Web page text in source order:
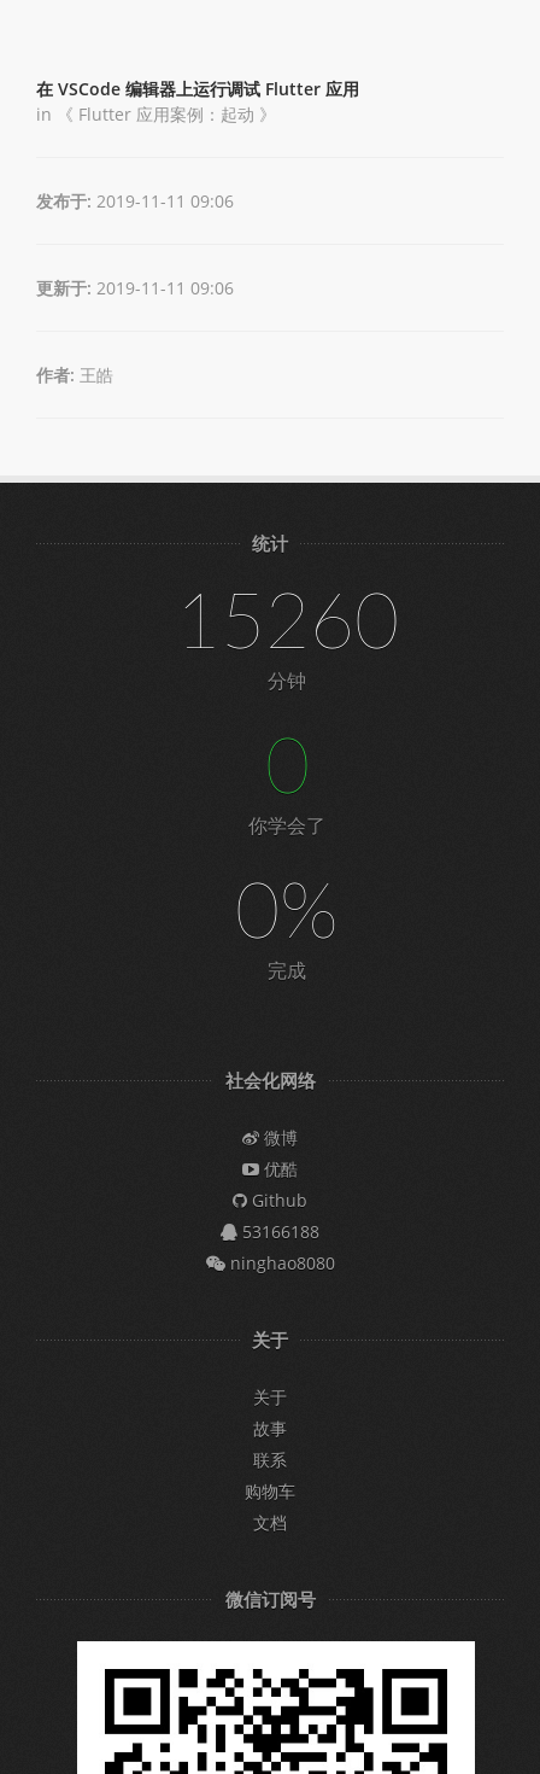
在 VSCode 编辑器上运行调试 Flutter 应用
in 《 Flutter 应用案例：起动 》
发布于: 2019-11-11 09:06
更新于: 2019-11-11 09:06
作者: 王皓
统计
15260
分钟
0
你学会了
0%
完成
社会化网络
微博
优酷
Github
53166188
ninghao8080
关于
关于
故事
联系
购物车
文档
微信订阅号